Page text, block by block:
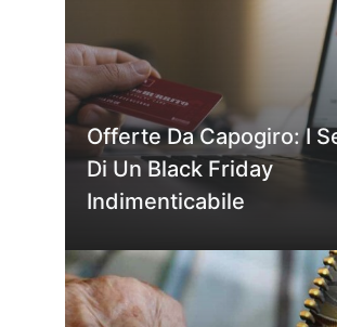
Offerte Da Capogiro: I
Di Un Black Friday
Indimenticabile